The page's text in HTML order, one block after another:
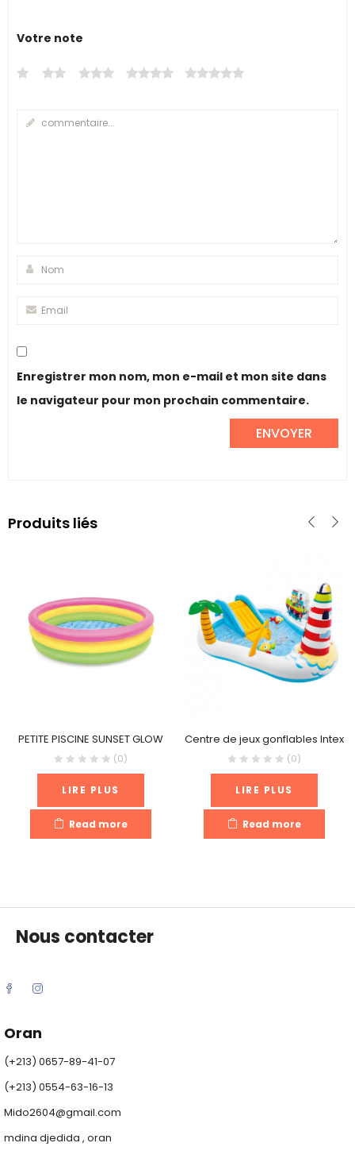
Votre note
Enregistrer mon nom, mon e-mail et mon site dans
le navigateur pour mon prochain commentaire.
Produits liés
PETITE PISCINE SUNSET GLOW
(0)
LIRE PLUS
Read more
Centre de jeux gonflables Intex
(0)
LIRE PLUS
Read more
Nous contacter
Oran
(+213) 0657-89-41-07
(+213) 0554-63-16-13
Mido2604@gmail.com
mdina djedida , oran